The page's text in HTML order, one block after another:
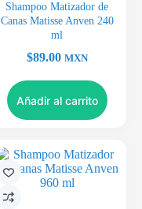
Shampoo Matizador de
Canas Matisse Anven 240
ml
$89.00 MXN
Añadir al carrito